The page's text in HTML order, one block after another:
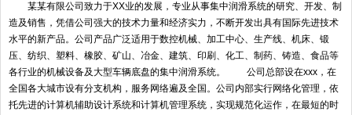
某某有限公司致力于XX业的发展，专业从事集中润滑系统的研究、开发、制
造及销售，凭借公司强大的技术力量和经济实力，不断开发出具有国际先进技术
水平的新产品。公司产品广泛适用于数控机械、加工中心、生产线、机床、锻
压、纺织、塑料、橡胶、矿山、冶金、建筑、印刷、化工、制药、铸造、食品等
各行业的机械设备及大型车辆底盘的集中润滑系统。 公司总部设在xxx，在
全国各大城市设有分支机构，服务网络遍及全国。公司内部实行网络化管理，依
托先进的计算机辅助设计系统和计算机管理系统，实现规范化运作，在最短的时